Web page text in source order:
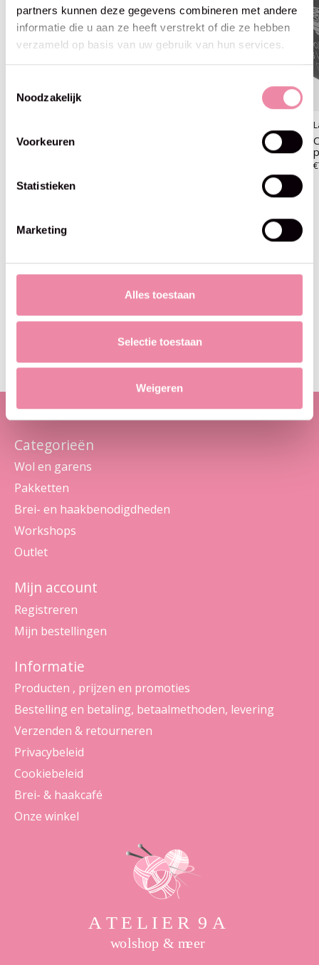
partners kunnen deze gegevens combineren met andere
informatie die u aan ze heeft verstrekt of die ze hebben
verzameld op basis van uw gebruik van hun services.
Noodzakelijk
Voorkeuren
Statistieken
Marketing
Alles toestaan
Selectie toestaan
Weigeren
Cool Wool Vintage -7361
Cool Wool Vintage -7362
Blijf op de hoogte
Maak je geen zorgen, we sturen geen spam
Categorieën
Wol en garens
Pakketten
Brei- en haakbenodigdheden
Workshops
Outlet
Mijn account
Registreren
Mijn bestellingen
Informatie
Producten , prijzen en promoties
Bestelling en betaling, betaalmethoden, levering
Verzenden & retourneren
Privacybeleid
Cookiebeleid
Brei- & haakcafé
Onze winkel